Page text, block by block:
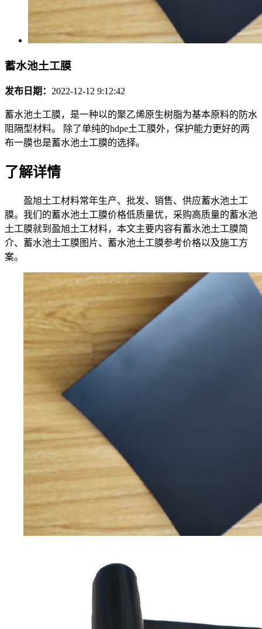
蓄水池土工膜
发布日期： 2022-12-12 9:12:42
蓄水池土工膜，是一种以的聚乙烯原生树脂为基本原料的防水
阻隔型材料。 除了单纯的hdpe土工膜外，保护能力更好的两
布一膜也是蓄水池土工膜的选择。
了解详情
盈旭土工材料常年生产、批发、销售、供应蓄水池土工
膜。我们的蓄水池土工膜价格低质量优，采购高质量的蓄水池
土工膜就到盈旭土工材料，本文主要内容有蓄水池土工膜简
介、蓄水池土工膜图片、蓄水池土工膜参考价格以及施工方
案。